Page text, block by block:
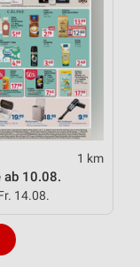
1 km
ab 10.08.
14.08.